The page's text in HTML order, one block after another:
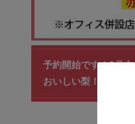
予約開始です！9月
おいしい梨！ ※生鮮